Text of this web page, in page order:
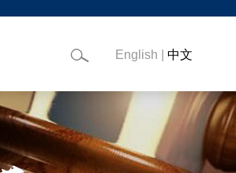
English 中文